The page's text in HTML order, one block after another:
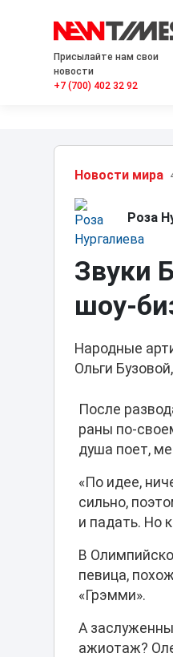
Присылайте нам свои
новости
+7 (700) 402 32 92
Новости мира
Роза
Звуки
шоу-
Народные
Ольги
После
раны по-
душа поет,
«По идее,
сильно,
и падать. Но
В
певица,
«Грэмми».
А
ажиотаж?